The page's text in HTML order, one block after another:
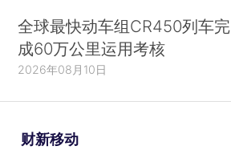
全球最快动车组CR450列车完
成60万公里运用考核
2026年08月10日
财新移动